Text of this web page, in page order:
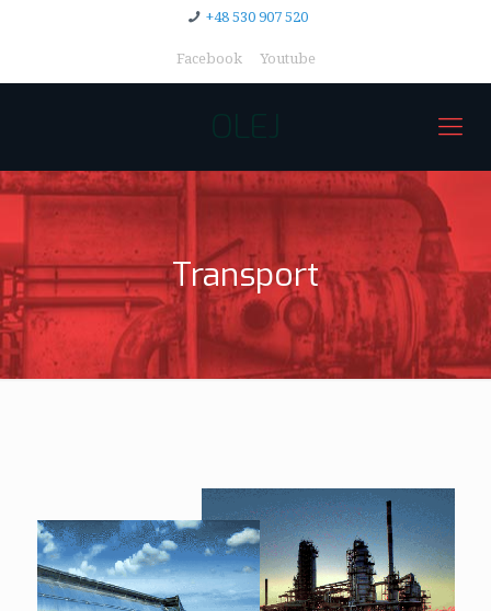
+48 530 907 520
Facebook Youtube
OLEJ
Transport